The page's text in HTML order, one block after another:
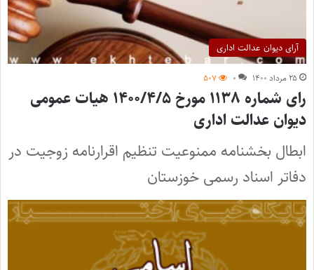
آرای دیوان عدالت اداری
۲۵ مرداد ۱۴۰۰ ۰ ۵۰۷
رای شماره ۱۱۳۸ مورخ ۱۴۰۰/۴/۵ هیات عمومی
دیوان عدالت اداری
ابطال بخشنامه ممنوعیت تنظیم اقرارنامه زوجیت در
دفاتر اسناد رسمی خوزستان